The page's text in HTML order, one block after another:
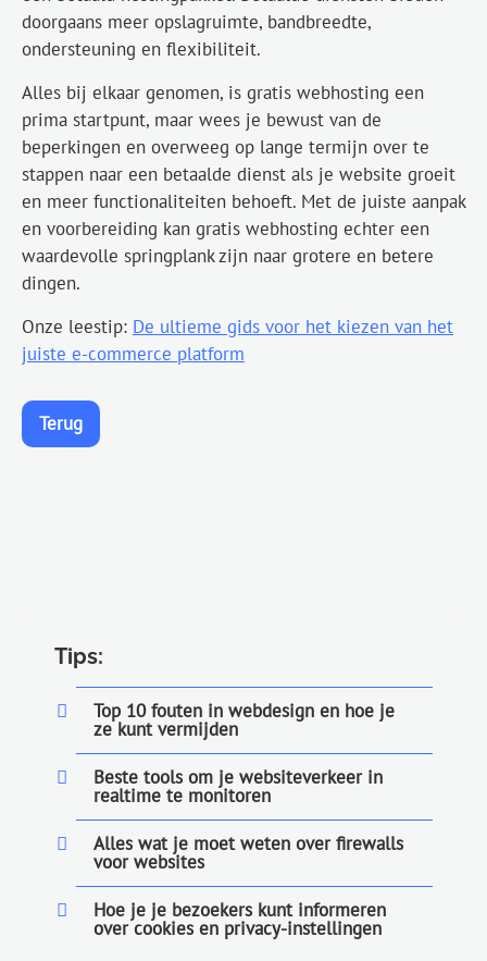
doorgaans meer opslagruimte, bandbreedte,
ondersteuning en flexibiliteit.
Alles bij elkaar genomen, is gratis webhosting een
prima startpunt, maar wees je bewust van de
beperkingen en overweeg op lange termijn over te
stappen naar een betaalde dienst als je website groeit
en meer functionaliteiten behoeft. Met de juiste aanpak
en voorbereiding kan gratis webhosting echter een
waardevolle springplank zijn naar grotere en betere
dingen.
Onze leestip: De ultieme gids voor het kiezen van het
juiste e-commerce platform
Terug
Tips:
Top 10 fouten in webdesign en hoe je
ze kunt vermijden
Beste tools om je websiteverkeer in
realtime te monitoren
Alles wat je moet weten over firewalls
voor websites
Hoe je je bezoekers kunt informeren
over cookies en privacy-instellingen